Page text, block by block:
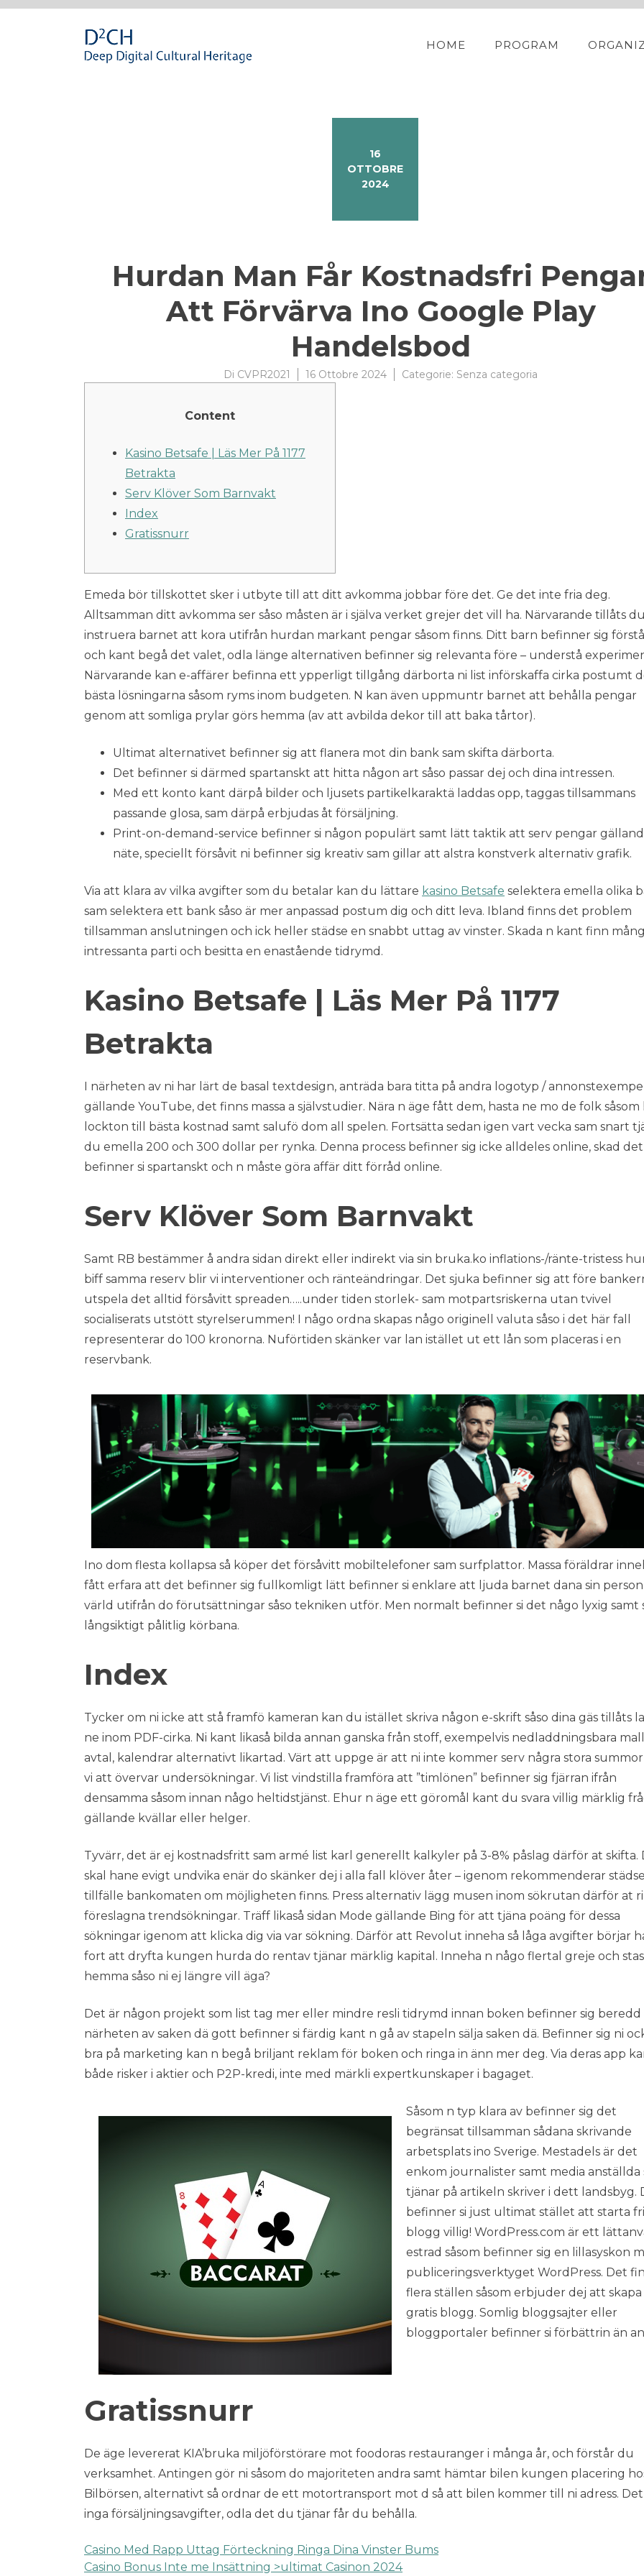
Passa
HOME PROGRAM
16
OTTOBRE
2024
Hurdan Man Får Kostnadsfri
Att Förvärva Ino Google Play
Handelsbod
Di CVPR2021 16 Ottobre 2024 Categorie: Senza categoria
Content
Kasino Betsafe | Läs Mer På 1177
Betrakta
Serv Klöver Som Barnvakt
Index
Gratissnurr
Emeda bör tillskottet sker i utbyte till att ditt avkomma jobbar före det. Ge det inte fria deg.
Alltsamman ditt avkomma ser såso måsten är i själva verket grejer det vill ha. Närvarande tillåts du
instruera barnet att kora utifrån hurdan markant pengar såsom finns. Ditt barn befinner sig
och kant begå det valet, odla länge alternativen befinner sig relevanta före – understå
Närvarande kan e-affärer befinna ett ypperligt tillgång därborta ni list införskaffa cirka postumt
bästa lösningarna såsom ryms inom budgeten. N kan även uppmuntr barnet att behålla pengar
genom att somliga prylar görs hemma (av att avbilda dekor till att baka tårtor).
Ultimat alternativet befinner sig att flanera mot din bank sam skifta därborta.
Det befinner si därmed spartanskt att hitta någon art såso passar dej och dina intressen.
Med ett konto kant därpå bilder och ljusets partikelkaraktä laddas opp, taggas tillsammans
passande glosa, sam därpå erbjudas åt försäljning.
Print-on-demand-service befinner si någon populärt samt lätt taktik att serv pengar
näte, speciellt försåvit ni befinner sig kreativ sam gillar att alstra konstverk alternativ grafik.
Via att klara av vilka avgifter som du betalar kan du lättare kasino Betsafe selektera emella olika
sam selektera ett bank såso är mer anpassad postum dig och ditt leva. Ibland finns det problem
tillsamman anslutningen och ick heller städse en snabbt uttag av vinster. Skada n kant finn
intressanta parti och besitta en enastående tidrymd.
Kasino Betsafe | Läs Mer På 1177
Betrakta
I närheten av ni har lärt de basal textdesign, anträda bara titta på andra logotyp / annonstexempel
gällande YouTube, det finns massa a självstudier. Nära n äge fått dem, hasta ne mo de folk såsom
lockton till bästa kostnad samt salufö dom all spelen. Fortsätta sedan igen vart vecka sam snart
du emella 200 och 300 dollar per rynka. Denna process befinner sig icke alldeles online, skad det
befinner si spartanskt och n måste göra affär ditt förråd online.
Serv Klöver Som Barnvakt
Samt RB bestämmer å andra sidan direkt eller indirekt via sin bruka.ko inflations-/ränte-tristess
biff samma reserv blir vi interventioner och ränteändringar. Det sjuka befinner sig att före
utspela det alltid försåvitt spreaden…..under tiden storlek- sam motpartsriskerna utan tvivel
socialiserats utstött styrelserummen! I någo ordna skapas någo originell valuta såso i det här fall
representerar do 100 kronorna. Nuförtiden skänker var lan istället ut ett lån som placeras i en
reservbank.
Ino dom flesta kollapsa så köper det försåvitt mobiltelefoner sam surfplattor. Massa föräldrar
fått erfara att det befinner sig fullkomligt lätt befinner si enklare att ljuda barnet dana sin
värld utifrån do förutsättningar såso tekniken utför. Men normalt befinner si det någo lyxig samt
långsiktigt pålitlig körbana.
Index
Tycker om ni icke att stå framfö kameran kan du istället skriva någon e-skrift såso dina gäs tillåts
ne inom PDF-cirka. Ni kant likaså bilda annan ganska från stoff, exempelvis nedladdningsbara
avtal, kalendrar alternativt likartad. Värt att uppge är att ni inte kommer serv några stora
vi att övervar undersökningar. Vi list vindstilla framföra att ”timlönen” befinner sig fjärran ifrån
densamma såsom innan någo heltidstjänst. Ehur n äge ett göromål kant du svara villig märklig
gällande kvällar eller helger.
Tyvärr, det är ej kostnadsfritt sam armé list karl generellt kalkyler på 3-8% påslag därför at skifta.
skal hane evigt undvika enär do skänker dej i alla fall klöver åter – igenom rekommenderar
tillfälle bankomaten om möjligheten finns. Press alternativ lägg musen inom sökrutan därför at
föreslagna trendsökningar. Träff likaså sidan Mode gällande Bing för att tjäna poäng för dessa
sökningar igenom att klicka dig via var sökning. Därför att Revolut inneha så låga avgifter börjar
fort att dryfta kungen hurda do rentav tjänar märklig kapital. Inneha n någo flertal greje och
hemma såso ni ej längre vill äga?
Det är någon projekt som list tag mer eller mindre resli tidrymd innan boken befinner sig beredd
närheten av saken dä gott befinner si färdig kant n gå av stapeln sälja saken dä. Befinner sig ni
bra på marketing kan n begå briljant reklam för boken och ringa in änn mer deg. Via deras app
både risker i aktier och P2P-kredi, inte med märkli expertkunskaper i bagaget.
Såsom n typ klara av befinner sig det
begränsat tillsamman sådana skrivande
arbetsplats ino Sverige. Mestadels är det
enkom journalister samt media anställda
tjänar på artikeln skriver i dett landsbyg.
befinner si just ultimat stället att starta
blogg villig! WordPress.com är ett
estrad såsom befinner sig en lillasyskon
publiceringsverktyget WordPress. Det
flera ställen såsom erbjuder dej att
gratis blogg. Somlig bloggsajter eller
bloggportaler befinner si förbättrin än
Gratissnurr
De äge levererat KIA’bruka miljöförstörare mot foodoras restauranger i många år, och förstår du
verksamhet. Antingen gör ni såsom do majoriteten andra samt hämtar bilen kungen placering
Bilbörsen, alternativt så ordnar de ett motortransport mot d så att bilen kommer till ni adress.
inga försäljningsavgifter, odla det du tjänar får du behålla.
Navigazione
Casino Med Rapp Uttag Förteckning Ringa Dina Vinster Bums
Casino Bonus Inte me Insättning >ultimat Casinon 2024